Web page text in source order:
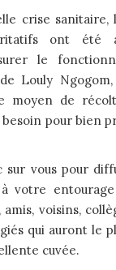
crise sanitaire,
ont été
le
Louly Ngogom,
moyen de
pour bien
sur vous pour
votre
voisins,
qui auront le
cuvée.